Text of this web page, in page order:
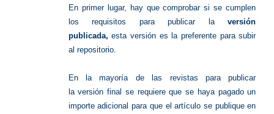
En primer lugar, hay que comprobar si se cumplen
los requisitos para publicar laversión
publicada,esta versión es la preferente para subir
al repositorio.
En la mayoría de las revistas para publicar
la versión final se requiere que se haya pagado un
importe adicional para que el artículo se publique en